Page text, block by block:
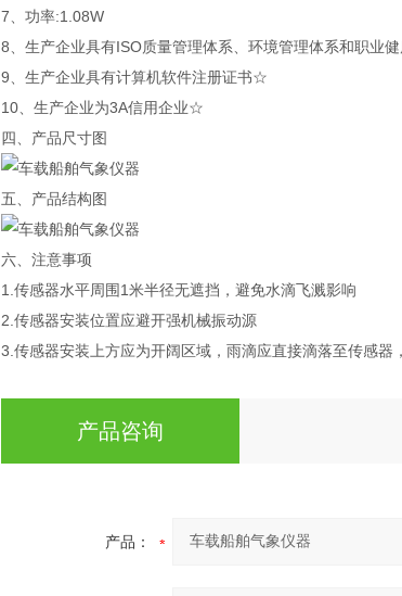
7、功率:1.08W
8、生产企业具有ISO质量管理体系、环境管理体系和职业
9、生产企业具有计算机软件注册证书☆
10、生产企业为3A信用企业☆
四、产品尺寸图
五、产品结构图
六、注意事项
1.传感器水平周围1米半径无遮挡，避免水滴飞溅影响
2.传感器安装位置应避开强机械振动源
3.传感器安装上方应为开阔区域，雨滴应直接滴落至传感器
产品咨询
产品：